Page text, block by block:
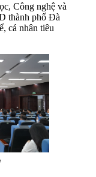
Công nghệ và
thành phố Đà
cá nhân tiêu